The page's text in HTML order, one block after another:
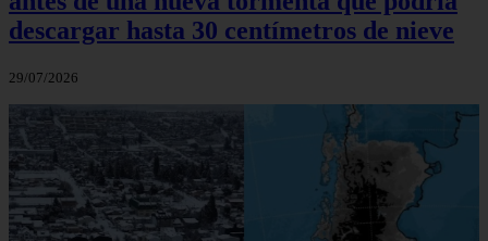
descargar hasta 30 centímetros de nieve
29/07/2026